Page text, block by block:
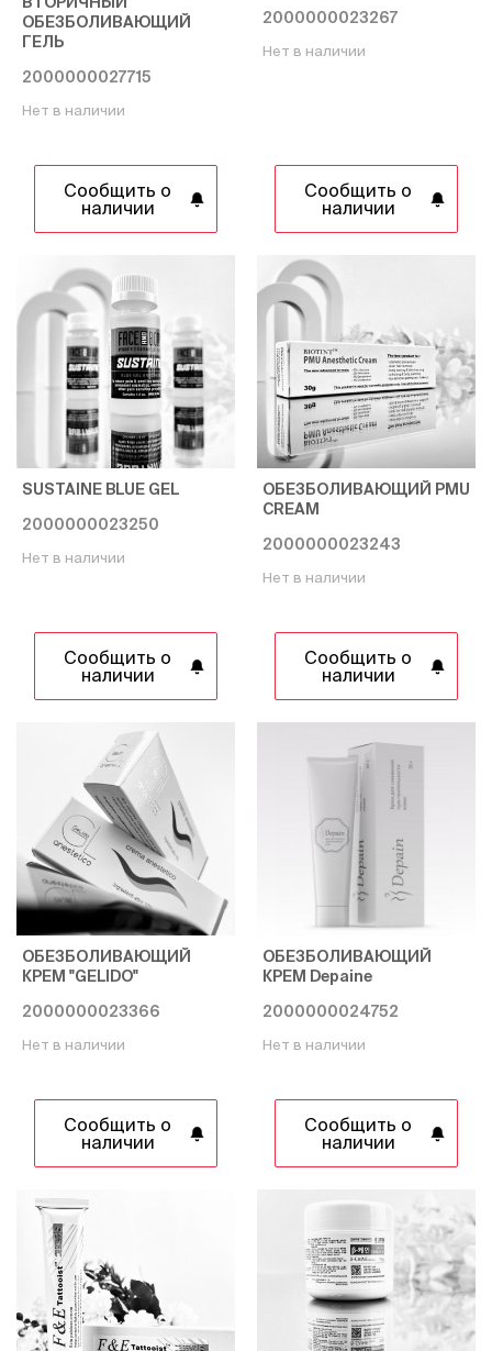
ОБЕЗБОЛИВАЮЩИЙ
ГЕЛЬ
2000000027715
Нет в наличии
Сообщить о
наличии
2000000023267
Нет в наличии
Сообщить о
наличии
SUSTAINE BLUE GEL
2000000023250
Нет в наличии
Сообщить о
наличии
ОБЕЗБОЛИВАЮЩИЙ PMU
CREAM
2000000023243
Нет в наличии
Сообщить о
наличии
ОБЕЗБОЛИВАЮЩИЙ
КРЕМ "GELIDO"
2000000023366
Нет в наличии
Сообщить о
наличии
ОБЕЗБОЛИВАЮЩИЙ
КРЕМ Depaine
2000000024752
Нет в наличии
Сообщить о
наличии